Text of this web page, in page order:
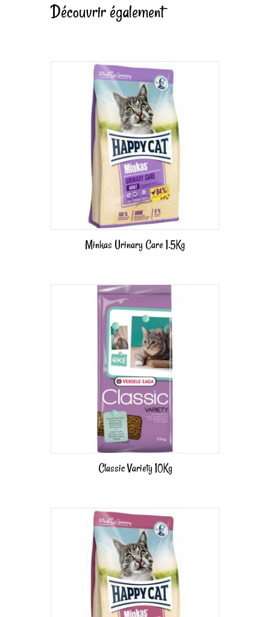
Découvrir également
Minkas Urinary Care 1.5Kg
Classic Variety 10Kg